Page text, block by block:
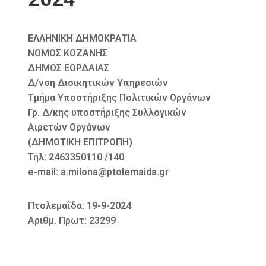
ΕΛΛΗΝΙΚΗ ΔΗΜΟΚΡΑΤΙΑ
ΝΟΜΟΣ ΚΟΖΑΝΗΣ
ΔΗΜΟΣ ΕΟΡΔΑΙΑΣ
Δ/νση Διοικητικών Υπηρεσιών
Τμήμα Υποστήριξης Πολιτικών Οργάνων
Γρ. Δ/κης υποστήριξης Συλλογικών
Αιρετών Οργάνων
(ΔΗΜΟΤΙΚΗ ΕΠΙΤΡΟΠΗ)
Τηλ: 2463350110 /140
e-mail: a.milona@ptolemaida.gr
Πτολεμαΐδα: 19-9-2024
Αριθμ. Πρωτ: 23299